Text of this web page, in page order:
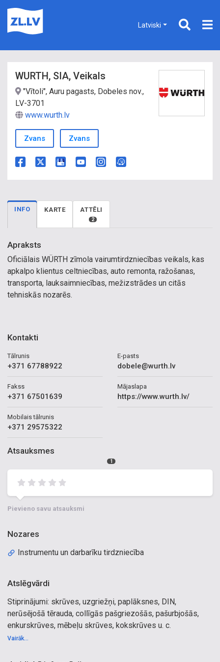
Latviski
WURTH, SIA, Veikals
"Vītoli", Auru pagasts, Dobeles nov.,
LV-3701
www.wurth.lv
Zvans Zvans
INFO KARTE ATTĒLI
2
Apraksts
Oficiālais WÜRTH zīmola vairumtirdzniecības veikals, kas
apkalpo klientus celtniecības, auto remonta, ražošanas,
transporta, lauksaimniecības, mežizstrādes un citās
tehniskās nozarēs.
Kontakti
Tālrunis
+371 67788922
Fakss
+371 67501639
Mobilais tālrunis
+371 29575322
E-pasts
dobele@wurth.lv
Mājaslapa
https://www.wurth.lv/
Atsauksmes
1
Pievieno savu atsauksmi
Nozares
Instrumentu un darbarīku tirdzniecība
Atslēgvārdi
Stiprinājumi: skrūves, uzgriežņi, paplāksnes, DIN,
nerūsējošā tērauda, collīgās pašgriezošās, pašurbjošās,
enkurskrūves, mēbeļu skrūves, kokskrūves u. c.
bultskrūves ar smalko vītni, siltumizolācijas paneļu
Vairāk...